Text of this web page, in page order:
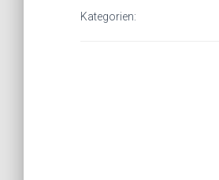
Kategorien: